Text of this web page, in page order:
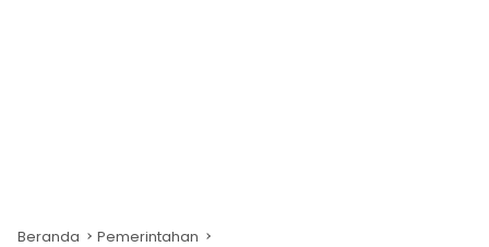
Beranda Pemerintahan